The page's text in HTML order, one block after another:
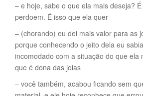
– e hoje, sabe o que ela mais deseja?
perdoem. É isso que ela quer
– (chorando) eu dei mais valor para as
porque conhecendo o jeito dela eu
incomodado com a situação do que ela
que é dona das joias
– você também, acabou ficando sem